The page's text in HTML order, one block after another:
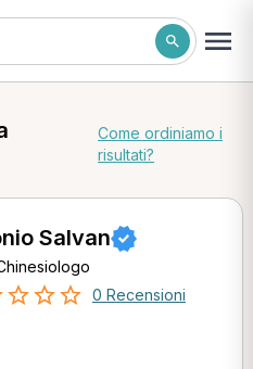
Come ordiniamo i
risultati?
Salvan
0 Recensioni